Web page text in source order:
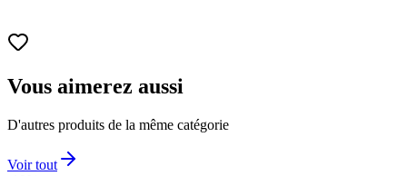
Vous aimerez aussi
D'autres produits de la même catégorie
Voir tout